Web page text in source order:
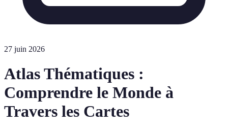
27 juin 2026
Atlas Thématiques :
Comprendre le Monde à
Travers les Cartes